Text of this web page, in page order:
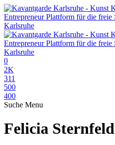
0
2K
311
500
400
Suche Menu
Felicia Sternfeld